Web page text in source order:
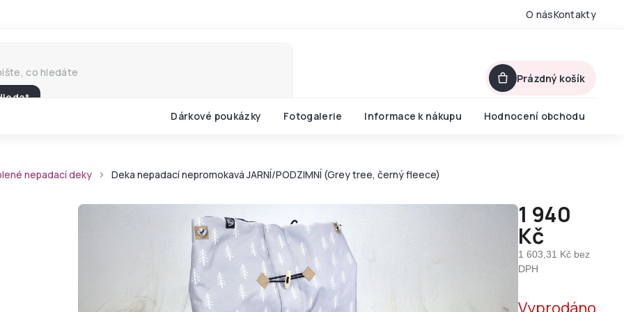
O násKontakty
Prázdný košík
Dárkové poukázky Fotogalerie Informace k nákupu Hodnocení obchodu
nepadací deky Deka nepadací nepromokavá JARNÍ/PODZIMNÍ (Grey tree, černý fleece)
1 940
Kč
1 603,31 Kč bez
DPH
cena:
Vyprodáno